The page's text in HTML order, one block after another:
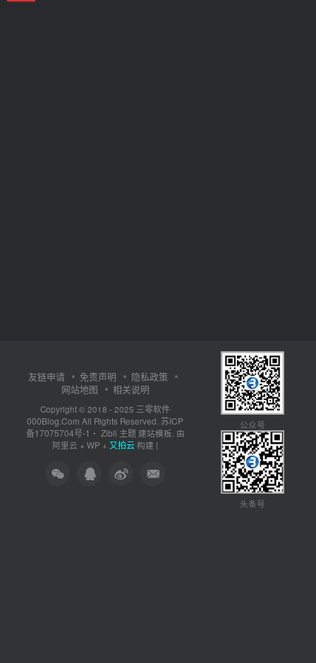
友链申请 免责声明
隐私政策
网站地图
相关说明
Copyright © 2018 - 2025 三零软件
000Blog.Com All Rights Reserved. 苏ICP
备17075704号-1 ・ Zibll 主题建站模板. 由
阿里云 + WP + 又拍云构建 |
公众号
头条号